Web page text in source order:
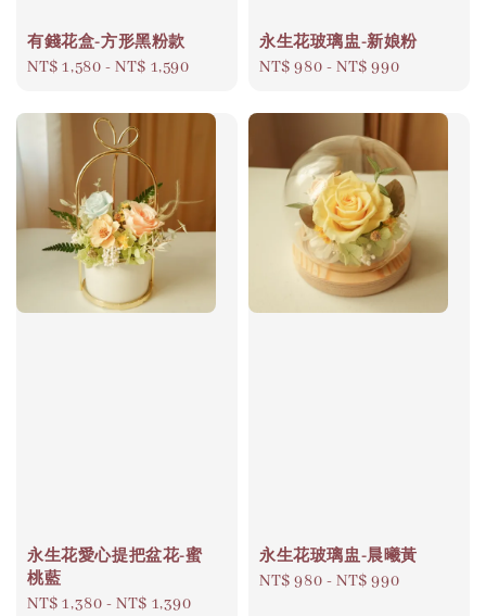
有錢花盒-方形黑粉款
Regular
NT$ 1,580 -NT$ 1,590
永生花玻璃盅-新娘粉
Regular
NT$ 980 -NT$ 990
永生花愛心提把盆花-蜜
桃藍
Regular
NT$ 1,380 -NT$ 1,390
永生花玻璃盅-晨曦黃
Regular
NT$ 980 -NT$ 990